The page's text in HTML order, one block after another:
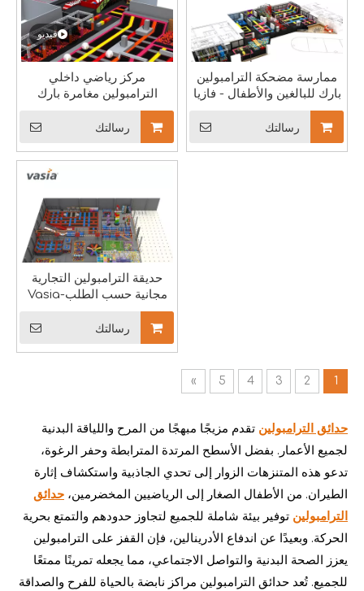
حديقة الترامبولين، والمعروفة أيضًا باسم حديقة القفز أو الحديقة
فيديو
مركز رياضي داخلي
الترامبولين مغامرة بارك
رسالتك
ممارسة مضحكة الترامبولين
بارك للبالغين والأطفال - فازيا
رسالتك
حديقة الترامبولين التجارية
مجانية حسب الطلب-Vasia
رسالتك
1
2
3
4
5
»
حدائق الترامبولين تقدم مزيجًا مبهجًا من المرح واللياقة البدنية
لجميع الأعمار. بفضل الأسطح المرتدة المترابطة وحفر الرغوة،
تدعو هذه المتنزهات الزوار إلى تحدي الجاذبية واستكشاف إثارة
الطيران. من الأطفال الصغار إلى الرياضيين المخضرمين، حدائق
الترامبولين توفير بيئة شاملة للجميع لتجاوز حدودهم والتمتع بحرية
الحركة. وبعيدًا عن اندفاع الأدرينالين، فإن القفز على الترامبولين
يعزز الصحة البدنية والتواصل الاجتماعي، مما يجعله تمرينًا ممتعًا
للجميع. تُعد حدائق الترامبولين مراكز نابضة بالحياة للفرح والصداقة